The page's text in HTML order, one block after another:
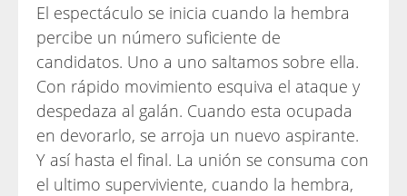
El espectáculo se inicia cuando la hembra
percibe un número suficiente de
candidatos. Uno a uno saltamos sobre ella.
Con rápido movimiento esquiva el ataque y
despedaza al galán. Cuando esta ocupada
en devorarlo, se arroja un nuevo aspirante.
Y así hasta el final. La unión se consuma con
el ultimo superviviente, cuando la hembra,